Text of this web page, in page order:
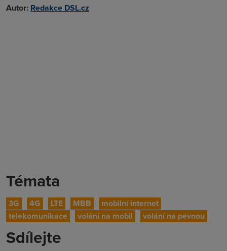
Autor: Redakce DSL.cz
Témata
3G 4G LTE MBB
mobilní internet
telekomunikace
volání na mobil volání na pevnou
Sdílejte